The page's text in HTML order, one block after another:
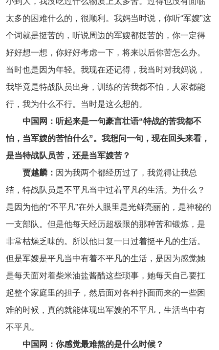
太多的困难什么的，很顺利。我妈当时说，你听“军嫂”这
个词就是挺苦的，听说周边的军嫂都挺苦的，你一定得
好好想一想，你好好考虑一下，将来以后你苦怎么办。
当时也是因为年轻。我现在还记得，我当时对我妈说，
我毕竟是特战队员出身，训练的苦我都不怕，人家都能
行，我为什么不行。当时是这么想的。
中国网：听起来是一句豪言壮语“特战的苦我都不
怕，当军嫂的苦怕什么”。我想问一句，现在回头来看，
是当特战队员苦，还是当军嫂苦？
贾越麟： 因为我两个都经历过了，我觉得让我总
结，特战队员是不平凡当中过着平凡的生活。为什么？
是因为他的“不平凡”在外人眼里是光鲜亮丽的，是神秘的
一支部队。但是他每天经历超极限的那种苦和锻炼，是
非常枯燥乏味的。所以他日复一日过着挺平凡的生活。
但是军嫂是平凡当中有着不平凡的生活，是因为感觉她
是每天面对着柴米油盐酱醋这些琐事，她每天自己要扛
起整个家庭里的担子，然后面对各种扑面而来的一些困
难的时候，真的就能体现出军嫂的不平凡，生活当中有
不平凡。
中国网：你感觉最难熬的是什么时候？